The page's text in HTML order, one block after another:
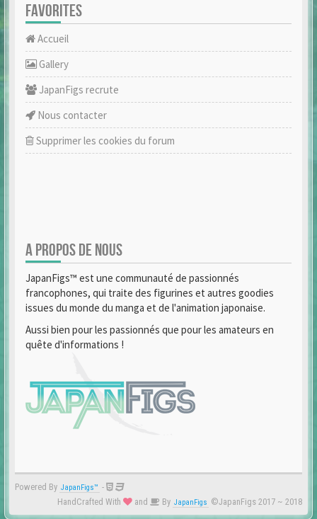
FAVORITES
Accueil
Gallery
JapanFigs recrute
Nous contacter
Supprimer les cookies du forum
A PROPOS DE NOUS
JapanFigs™ est une communauté de passionnés
francophones, qui traite des figurines et autres goodies
issues du monde du manga et de l'animation japonaise.
Aussi bien pour les passionnés que pour les amateurs en
quête d'informations !
Powered By JapanFigs™ -
HandCrafted With
and By JapanFigs ©JapanFigs 2017 ~ 2018